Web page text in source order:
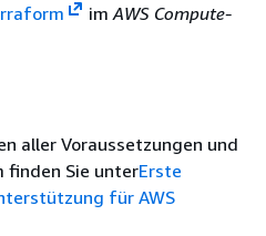
im AWS Compute-
aller Voraussetzungen und
finden Sie unterErste
für AWS